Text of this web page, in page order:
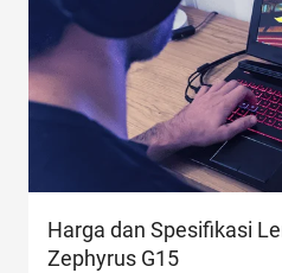
Harga dan Spesifikasi
Zephyrus G15